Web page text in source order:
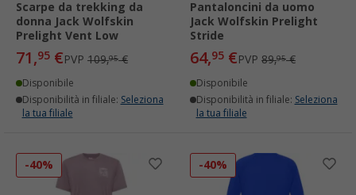
Scarpe da trekking da
donna Jack Wolfskin
Prelight Vent Low
71,95 €PVP 109,95€
Disponibile
Disponibilità in filiale: Seleziona
la tua filiale
Pantaloncini da uomo
Jack Wolfskin Prelight
Stride
64,95 €PVP 89,95€
Disponibile
Disponibilità in filiale: Seleziona
la tua filiale
-40% -40%